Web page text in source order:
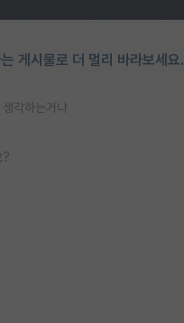
게시물로 더 멀리 바라보세요.
각하는거냐
?